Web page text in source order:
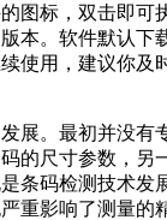
图标，双击即
本。软件默认
使用，建议你
展。最初并没
的尺寸参数，
条码检测技术
重影响了测量的